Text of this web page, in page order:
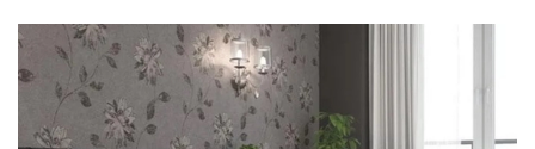
РАЗСЛЕДВАНЕ
БИЗНЕС